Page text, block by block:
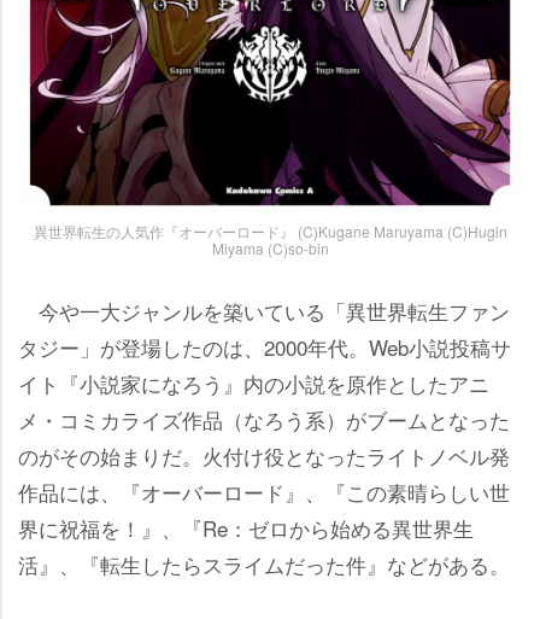
異世界転生の人気作『オーバーロード』 (C)Kugane Maruyama (C)Hugin
Miyama (C)so-bin
今や一大ジャンルを築いている「異世界転生ファン
タジー」が登場したのは、2000年代。Web小説投稿サ
イト『小説家になろう』内の小説を原作としたアニ
メ・コミカライズ作品（なろう系）がブームとなった
のがその始まりだ。火付け役となったライトノベル発
作品には、『オーバーロード』、『この素晴らしい世
界に祝福を！』、『Re：ゼロから始める異世界生
活』、『転生したらスライムだった件』などがある。